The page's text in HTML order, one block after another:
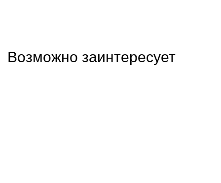
Возможно заинтересует